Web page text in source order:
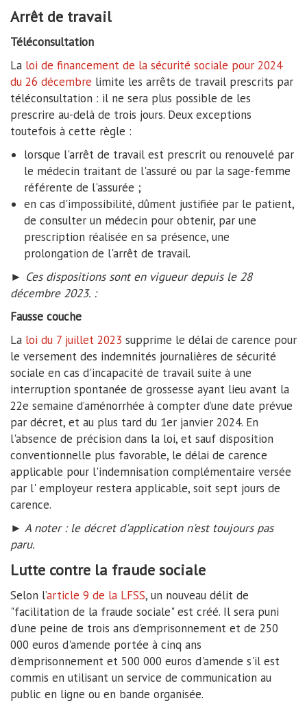
Arrêt de travail
Téléconsultation
La loi de financement de la sécurité sociale pour 2024
du 26 décembre limite les arrêts de travail prescrits par
téléconsultation : il ne sera plus possible de les
prescrire au-delà de trois jours. Deux exceptions
toutefois à cette règle :
lorsque l'arrêt de travail est prescrit ou renouvelé par
le médecin traitant de l'assuré ou par la sage-femme
référente de l'assurée ;
en cas d'impossibilité, dûment justifiée par le patient,
de consulter un médecin pour obtenir, par une
prescription réalisée en sa présence, une
prolongation de l'arrêt de travail.
► Ces dispositions sont en vigueur depuis le 28
décembre 2023. :
Fausse couche
La loi du 7 juillet 2023 supprime le délai de carence pour
le versement des indemnités journalières de sécurité
sociale en cas d'incapacité de travail suite à une
interruption spontanée de grossesse ayant lieu avant la
22e semaine d’aménorrhée à compter d’une date prévue
par décret, et au plus tard du 1er janvier 2024. En
l'absence de précision dans la loi, et sauf disposition
conventionnelle plus favorable, le délai de carence
applicable pour l'indemnisation complémentaire versée
par l' employeur restera applicable, soit sept jours de
carence.
► A noter : le décret d'application n'est toujours pas
paru.
Lutte contre la fraude sociale
Selon l’article 9 de la LFSS, un nouveau délit de
"facilitation de la fraude sociale" est créé. Il sera puni
d'une peine de trois ans d'emprisonnement et de 250
000 euros d'amende portée à cinq ans
d'emprisonnement et 500 000 euros d'amende s'il est
commis en utilisant un service de communication au
public en ligne ou en bande organisée.